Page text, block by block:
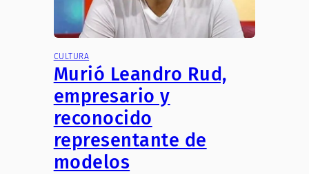
CULTURA
Murió Leandro Rud,
empresario y
reconocido
representante de
modelos